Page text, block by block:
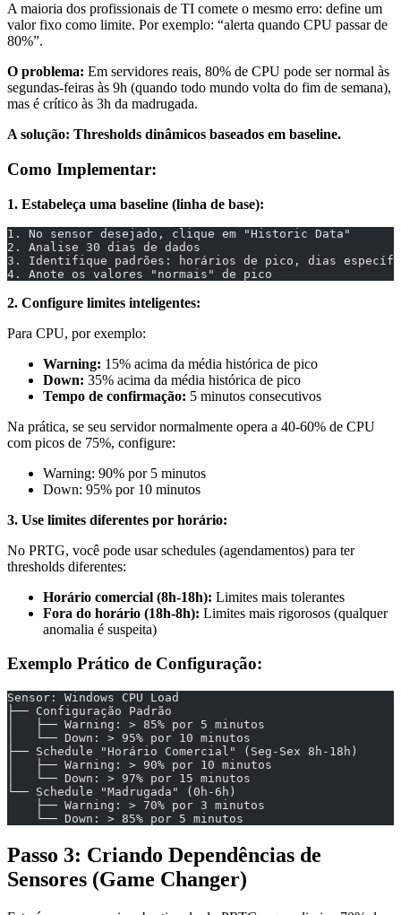
A maioria dos profissionais de TI comete o mesmo erro: define um
valor fixo como limite. Por exemplo: “alerta quando CPU passar de
80%”.
O problema: Em servidores reais, 80% de CPU pode ser normal às
segundas-feiras às 9h (quando todo mundo volta do fim de semana),
mas é crítico às 3h da madrugada.
A solução: Thresholds dinâmicos baseados em baseline.
Como Implementar:
1. Estabeleça uma baseline (linha de base):
1. No sensor desejado, clique em "Historic Data"
2. Analise 30 dias de dados
3. Identifique padrões: horários de pico, dias
4. Anote os valores "normais" de pico
2. Configure limites inteligentes:
Para CPU, por exemplo:
Warning: 15% acima da média histórica de pico
Down: 35% acima da média histórica de pico
Tempo de confirmação: 5 minutos consecutivos
Na prática, se seu servidor normalmente opera a 40-60% de CPU
com picos de 75%, configure:
Warning: 90% por 5 minutos
Down: 95% por 10 minutos
3. Use limites diferentes por horário:
No PRTG, você pode usar schedules (agendamentos) para ter
thresholds diferentes:
Horário comercial (8h-18h): Limites mais tolerantes
Fora do horário (18h-8h): Limites mais rigorosos (qualquer
anomalia é suspeita)
Exemplo Prático de Configuração:
Sensor: Windows CPU Load
├── Configuração Padrão
│   ├── Warning: > 85% por 5 minutos
│   └── Down: > 95% por 10 minutos
├── Schedule "Horário Comercial" (Seg-Sex 8h-18h)
│   ├── Warning: > 90% por 10 minutos
│   └── Down: > 97% por 15 minutos
└── Schedule "Madrugada" (0h-6h)
    ├── Warning: > 70% por 3 minutos
    └── Down: > 85% por 5 minutos
Passo 3: Criando Dependências de
Sensores (Game Changer)